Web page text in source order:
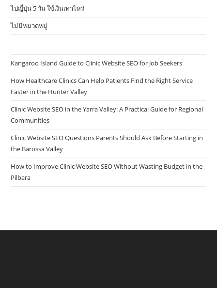
ไปญี่ปุ่น 5 วัน ใช้เงินเท่าไหร่
ไม่มีหมวดหมู่
Kangaroo Island Guide to Clinic Website SEO for Job Seekers
How Healthcare Clinics Can Help Patients Find the Right Service
Faster in the Hunter Valley
Clinic Website SEO in the Yarra Valley: A Practical Guide for Regional
Communities
Clinic Website SEO Questions Parents Should Ask Before Starting in
the Barossa Valley
How to Improve Clinic Website SEO Without Wasting Budget in the
Pilbara